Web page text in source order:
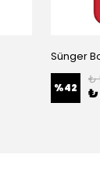
Sünger
%42
₺
₺